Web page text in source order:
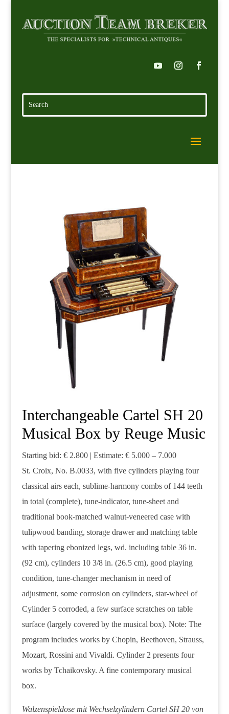
Interchangeable Cartel SH 20
Musical Box by Reuge Music
Starting bid: € 2.800 | Estimate: € 5.000 – 7.000
St. Croix, No. B.0033, with five cylinders playing four
classical airs each, sublime-harmony combs of 144 teeth
in total (complete), tune-indicator, tune-sheet and
traditional book-matched walnut-veneered case with
tulipwood banding, storage drawer and matching table
with tapering ebonized legs, wd. including table 36 in.
(92 cm), cylinders 10 3/8 in. (26.5 cm), good playing
condition, tune-changer mechanism in need of
adjustment, some corrosion on cylinders, star-wheel of
Cylinder 5 corroded, a few surface scratches on table
surface (largely covered by the musical box). Note: The
program includes works by Chopin, Beethoven, Strauss,
Mozart, Rossini and Vivaldi. Cylinder 2 presents four
works by Tchaikovsky. A fine contemporary musical
box.
Walzenspieldose mit Wechselzylindern Cartel SH 20 von